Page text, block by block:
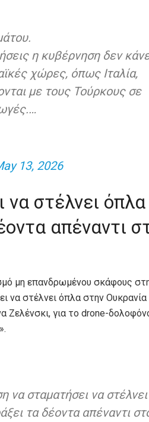
η κυβέρνηση δεν
χώρες, όπως Ιταλία,
με τους Τούρκους σε
13, 2026
στέλνει
απέναντι
μη επανδρωμένου σκάφους
να στέλνει όπλα στην Ουκρανία
Ζελένσκι, για το drone-
να σταματήσει να
τα δέοντα απέναντι